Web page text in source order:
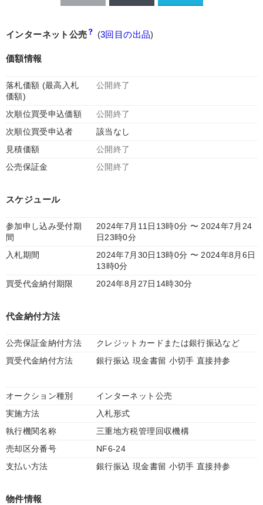
インターネット公売 (3回目の出品)
価額情報
落札価額 (最高入札
価額)
公開終了
次順位買受申込価額
公開終了
次順位買受申込者
該当なし
見積価額
公開終了
公売保証金
公開終了
スケジュール
参加申し込み受付期
間
2024年7月11日13時0分 〜 2024年7月24
日23時0分
入札期間
2024年7月30日13時0分 〜 2024年8月6日
13時0分
買受代金納付期限
2024年8月27日14時30分
代金納付方法
公売保証金納付方法
クレジットカードまたは銀行振込など
買受代金納付方法
銀行振込 現金書留 小切手 直接持参
オークション種別
インターネット公売
実施方法
入札形式
執行機関名称
三重地方税管理回収機構
売却区分番号
NF6-24
支払い方法
銀行振込 現金書留 小切手 直接持参
物件情報